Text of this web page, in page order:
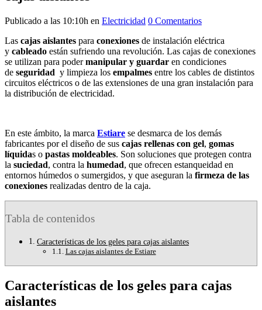
Publicado a las 10:10h en Electricidad 0 Comentarios
Las cajas aislantes para conexiones de instalación eléctrica
y cableado están sufriendo una revolución. Las cajas de conexiones
se utilizan para podermanipular y guardar en condiciones
de seguridad y limpieza los empalmes entre los cables de distintos
circuitos eléctricos o de las extensiones de una gran instalación para
la distribución de electricidad.
En este ámbito, la marca Estiare se desmarca de los demás
fabricantes por el diseño de sus cajas rellenas con gel, gomas
líquidas o pastas moldeables. Son soluciones que protegen contra
la suciedad, contra la humedad, que ofrecen estanqueidad en
entornos húmedos o sumergidos, y que aseguran la firmeza de las
conexiones realizadas dentro de la caja.
Tabla de contenidos
Características de los geles para cajas aislantes
Las cajas aislantes de Estiare
Características de los geles para cajas
aislantes